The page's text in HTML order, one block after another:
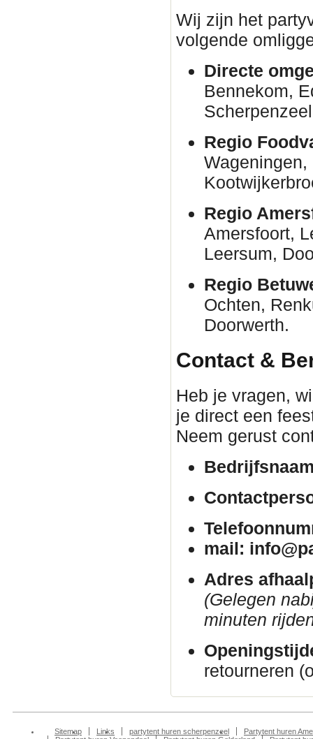
Wij zijn het
volgende
Directe
Bennekom,
Regio
Regio
Amersfoort,
Leersum,
Regio
Ochten,
Doorwerth.
Contact &
Heb je vragen,
je direct een
Neem gerust
mail:
Adres
(Gelegen
minuten
retourneren
Sitemap Links partytent huren scherpenzeel
Partytent huren